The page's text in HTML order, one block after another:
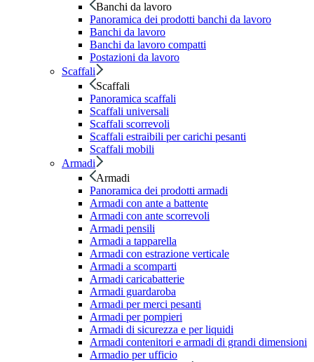
Banchi da lavoro
Panoramica dei prodotti banchi da lavoro
Banchi da lavoro
Banchi da lavoro compatti
Postazioni da lavoro
Scaffali
Scaffali
Panoramica scaffali
Scaffali universali
Scaffali scorrevoli
Scaffali estraibili per carichi pesanti
Scaffali mobili
Armadi
Armadi
Panoramica dei prodotti armadi
Armadi con ante a battente
Armadi con ante scorrevoli
Armadi pensili
Armadi a tapparella
Armadi con estrazione verticale
Armadi a scomparti
Armadi caricabatterie
Armadi guardaroba
Armadi per merci pesanti
Armadi per pompieri
Armadi di sicurezza e per liquidi
Armadi contenitori e armadi di grandi dimensioni
Armadio per ufficio